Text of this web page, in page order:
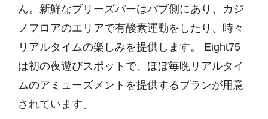
ん。新鮮なブリーズバーはパブ側にあり、カジ
ノフロアのエリアで有酸素運動をしたり、時々
リアルタイムの楽しみを提供します。 Eight75
は初の夜遊びスポットで、ほぼ毎晩リアルタイ
ムのアミューズメントを提供するプランが用意
されています。